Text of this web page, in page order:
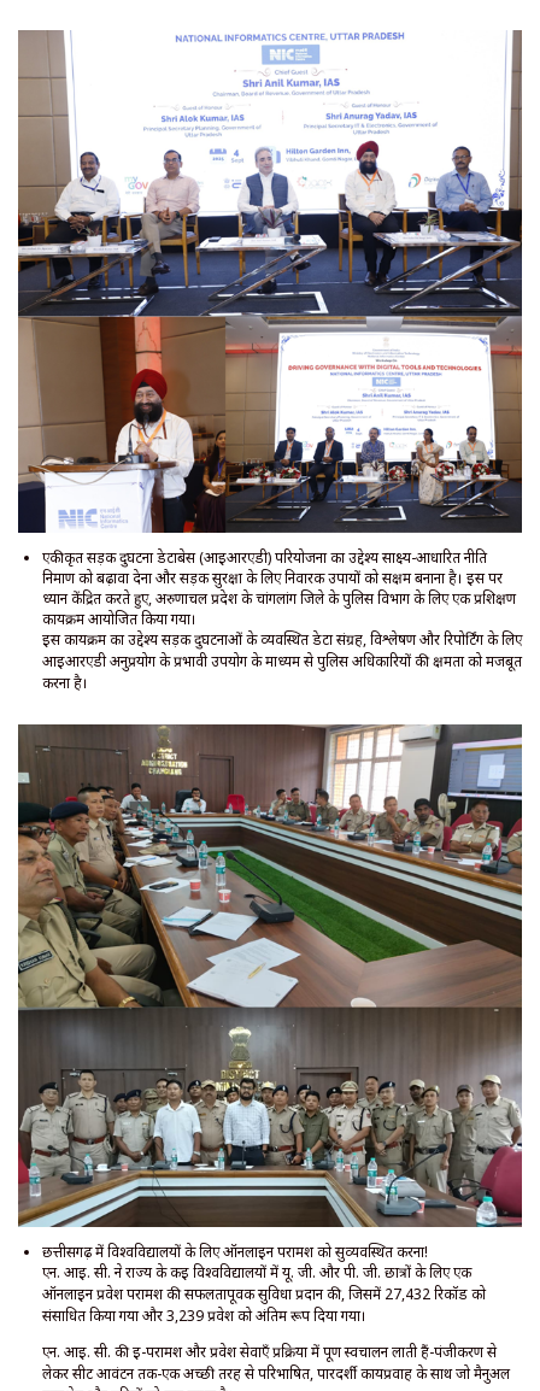
एकीकृत सड़क दुर्घटना डेटाबेस (आईआरएडी) परियोजना का उद्देश्य साक्ष्य-आधारित नीति
निर्माण को बढ़ावा देना और सड़क सुरक्षा के लिए निवारक उपायों को सक्षम बनाना है। इस पर
ध्यान केंद्रित करते हुए, अरुणाचल प्रदेश के चांगलांग जिले के पुलिस विभाग के लिए एक प्रशिक्षण
कार्यक्रम आयोजित किया गया।
इस कार्यक्रम का उद्देश्य सड़क दुर्घटनाओं के व्यवस्थित डेटा संग्रह, विश्लेषण और रिपोर्टिंग के लिए
आईआरएडी अनुप्रयोग के प्रभावी उपयोग के माध्यम से पुलिस अधिकारियों की क्षमता को मजबूत
करना है।
छत्तीसगढ़ में विश्वविद्यालयों के लिए ऑनलाइन परामर्श को सुव्यवस्थित करना!
एन. आई. सी. ने राज्य के कई विश्वविद्यालयों में यू. जी. और पी. जी. छात्रों के लिए एक
ऑनलाइन प्रवेश परामर्श की सफलतापूर्वक सुविधा प्रदान की, जिसमें 27,432 रिकॉर्ड को
संसाधित किया गया और 3,239 प्रवेश को अंतिम रूप दिया गया।
एन. आई. सी. की ई-परामर्श और प्रवेश सेवाएँ प्रक्रिया में पूर्ण स्वचालन लाती हैं-पंजीकरण से
लेकर सीट आवंटन तक-एक अच्छी तरह से परिभाषित, पारदर्शी कार्यप्रवाह के साथ जो मैनुअल